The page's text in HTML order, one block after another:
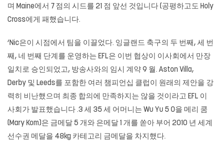
며 Maine에서 7 점의 시드를 21 점 앞선 것입니다 (공평하고도 Holy
Cross에게 패했습니다.
‘Nic은이 시점에서 팀을 이끌었다. 잉글랜드 축구의 두 번째, 세 번
째, 네 번째 단계를 운영하는 EFL은 이번 협상이 이사회에서 만장
일치로 승인되었고, 방송사와의 임시 계약 9 월. Aston Villa,
Derby 및 Leeds를 포함한 여러 챔피언십 클럽이 원래의 제안을 강
력히 비난했으며 최종 합의에 만족하지는 않을 것이라고 EFL 이
사회가 발표했습니다 .3 세 35 세 어머니는 Wu Yu 5 0을 메리 쿰
(Mary Kom)은 금메달 5 개와 은메달 1 개를 쏟아 부어 2010 년 세계
선수권 메달을 48kg 카테고리 금메달을 차지했다.